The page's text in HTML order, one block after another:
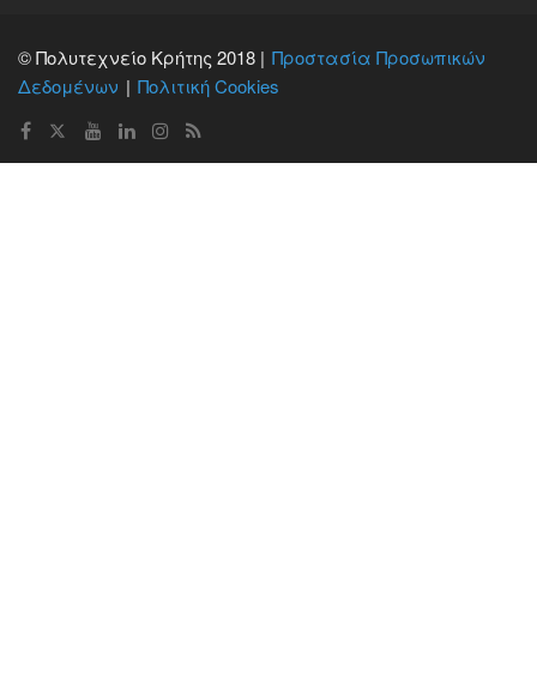
© Πολυτεχνείο Κρήτης 2018 | Προστασία Προσωπικών
Δεδομένων
Πολιτική Cookies